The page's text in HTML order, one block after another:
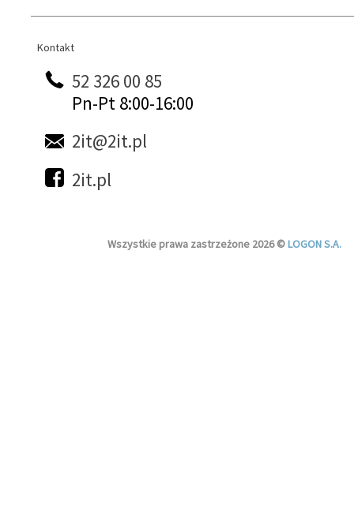
Kontakt
Kontakt
52 326 00 85
Pn-Pt 8:00-16:00
2it@2it.pl
2it.pl
Wszystkie prawa zastrzeżone 2026 ©LOGON S.A.